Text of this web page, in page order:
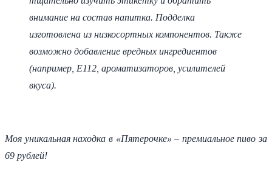
внимание на состав напитка. Подделка
изготовлена из низкосортных компонентов. Также
возможно добавление вредных ингредиентов
(например, Е112, ароматизаторов, усилителей
вкуса).
Моя уникальная находка в «Пятерочке» – премиальное пиво за
69 рублей!